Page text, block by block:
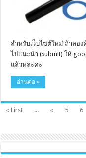
สำหรับเว็บไซต์ใหม่ ถ้าลอง
ไปแนะนำ (submit) ให้
แล้วหล่ะค่ะ
อ่านต่อ »
« First ... « 5 6